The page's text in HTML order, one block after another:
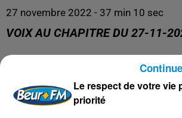
27 novembre 2022 - 37 min 10 sec
VOIX AU CHAPITRE DU 27-11-
Le respect de votre vie
priorité